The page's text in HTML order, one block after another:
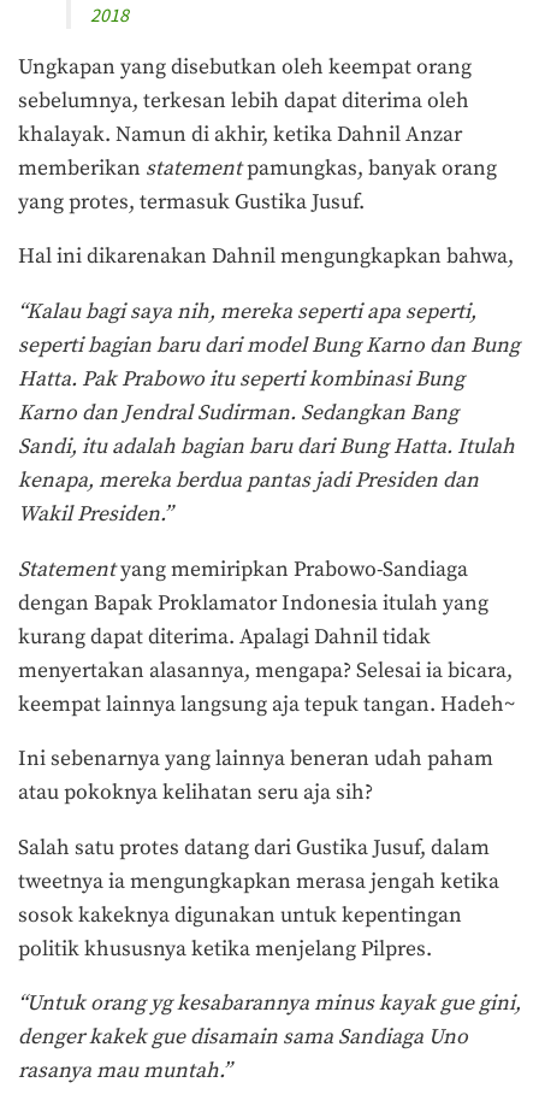
2018
Ungkapan yang disebutkan oleh keempat orang
sebelumnya, terkesan lebih dapat diterima oleh
khalayak. Namun di akhir, ketika Dahnil Anzar
memberikan statementpamungkas, banyak orang
yang protes, termasuk Gustika Jusuf.
Hal ini dikarenakan Dahnil mengungkapkan bahwa,
“Kalau bagi saya nih, mereka seperti apa seperti,
seperti bagian baru dari model Bung Karno dan Bung
Hatta. Pak Prabowo itu seperti kombinasi Bung
Karno dan Jendral Sudirman. Sedangkan Bang
Sandi, itu adalah bagian baru dari Bung Hatta. Itulah
kenapa, mereka berdua pantas jadi Presiden dan
Wakil Presiden.”
Statementyang memiripkan Prabowo-Sandiaga
dengan Bapak Proklamator Indonesia itulah yang
kurang dapat diterima. Apalagi Dahnil tidak
menyertakan alasannya, mengapa? Selesai ia bicara,
keempat lainnya langsung aja tepuk tangan. Hadeh~
Ini sebenarnya yang lainnya beneran udah paham
atau pokoknya kelihatan seru aja sih?
Salah satu protes datang dari Gustika Jusuf, dalam
tweetnya ia mengungkapkan merasa jengah ketika
sosok kakeknya digunakan untuk kepentingan
politik khususnya ketika menjelang Pilpres.
“Untuk orang yg kesabarannya minus kayak gue gini,
denger kakek gue disamain sama Sandiaga Uno
rasanya mau muntah.”